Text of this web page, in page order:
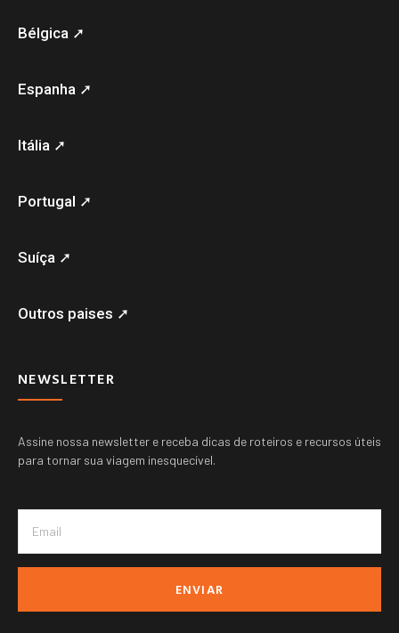
Bélgica ➚
Espanha ➚
Itália ➚
Portugal ➚
Suíça ➚
Outros paises ➚
NEWSLETTER
Assine nossa newsletter e receba dicas de roteiros e recursos úteis
para tornar sua viagem inesquecível.
ENVIAR